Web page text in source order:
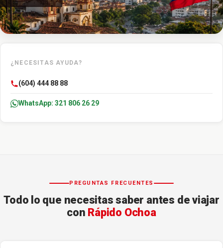
¿NECESITAS AYUDA?
(604) 444 88 88
WhatsApp: 321 806 26 29
PREGUNTAS FRECUENTES
Todo lo que necesitas saber antes de viajar
con Rápido Ochoa